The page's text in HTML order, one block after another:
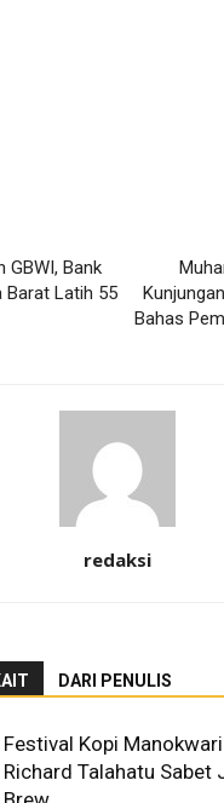
GBWI, Bank
Barat Latih 55
Bahas
redaksi
DARI PENULIS
Festival Kopi
Richard Talahatu Sabet